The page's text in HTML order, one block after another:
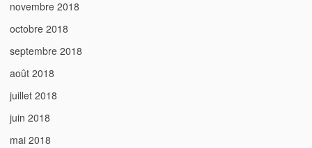
novembre 2018
octobre 2018
septembre 2018
août 2018
juillet 2018
juin 2018
mai 2018